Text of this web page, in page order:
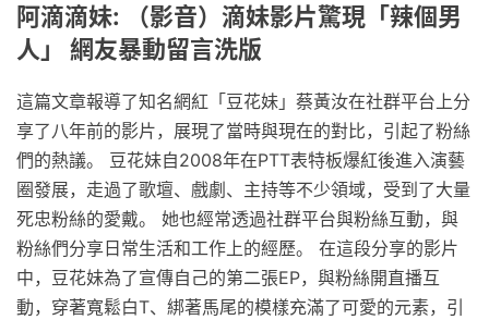
阿滴滴妹: （影音）滴妹影片驚現「辣個男
人」 網友暴動留言洗版
這篇文章報導了知名網紅「豆花妹」蔡黃汝在社群平台上分
享了八年前的影片，展現了當時與現在的對比，引起了粉絲
們的熱議。 豆花妹自2008年在PTT表特板爆紅後進入演藝
圈發展，走過了歌壇、戲劇、主持等不少領域，受到了大量
死忠粉絲的愛戴。 她也經常透過社群平台與粉絲互動，與
粉絲們分享日常生活和工作上的經歷。 在這段分享的影片
中，豆花妹為了宣傳自己的第二張EP，與粉絲開直播互
動，穿著寬鬆白T、綁著馬尾的模樣充滿了可愛的元素，引